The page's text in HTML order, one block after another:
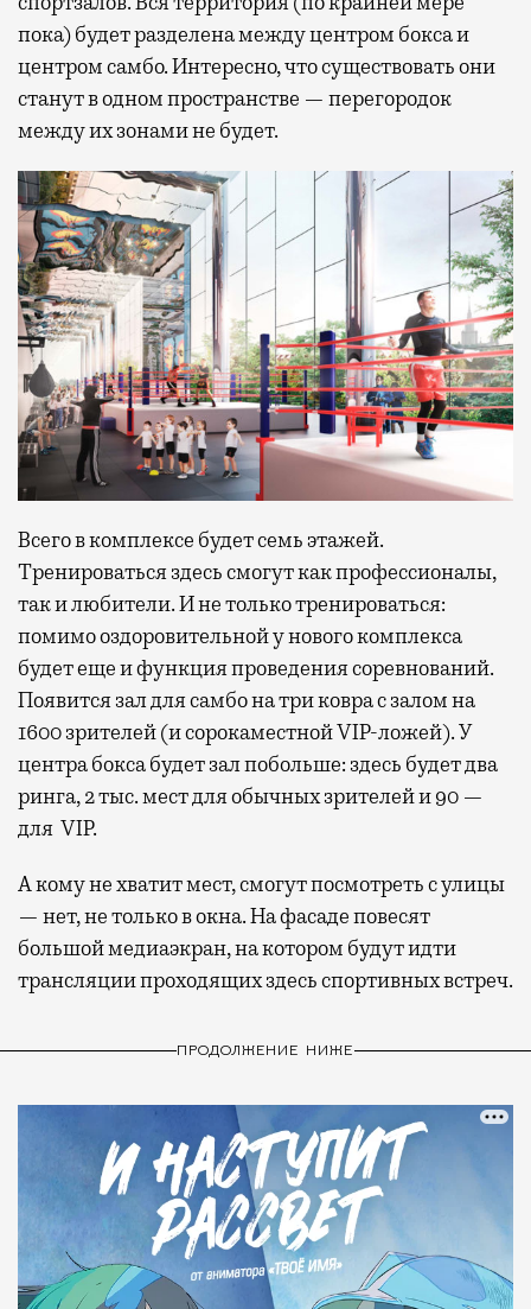
пока) будет разделена между центром бокса и
центром самбо. Интересно, что существовать они
станут в одном пространстве — перегородок
между их зонами не будет.
Всего в комплексе будет семь этажей.
Тренироваться здесь смогут как профессионалы,
так и любители. И не только тренироваться:
помимо оздоровительной у нового комплекса
будет еще и функция проведения соревнований.
Появится зал для самбо на три ковра с залом на
1600 зрителей (и сорокаместной VIP-ложей). У
центра бокса будет зал побольше: здесь будет два
ринга, 2 тыс. мест для обычных зрителей и 90 —
для VIP.
А кому не хватит мест, смогут посмотреть с улицы
— нет, не только в окна. На фасаде повесят
большой медиаэкран, на котором будут идти
трансляции проходящих здесь спортивных встреч.
ПРОДОЛЖЕНИЕ НИЖЕ